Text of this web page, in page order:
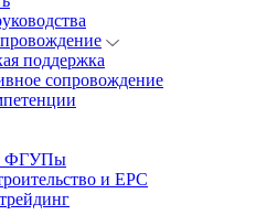
поддержка
сопровождение
ФГУПы
и EPC